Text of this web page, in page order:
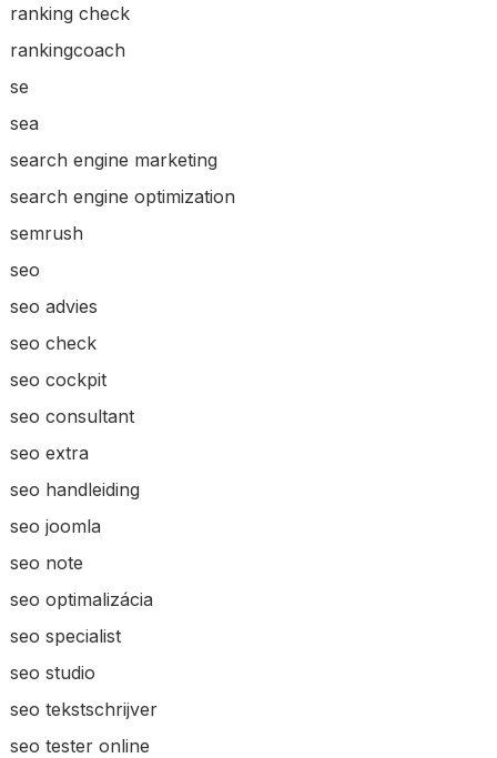
ranking check
rankingcoach
se
sea
search engine marketing
search engine optimization
semrush
seo
seo advies
seo check
seo cockpit
seo consultant
seo extra
seo handleiding
seo joomla
seo note
seo optimalizácia
seo specialist
seo studio
seo tekstschrijver
seo tester online